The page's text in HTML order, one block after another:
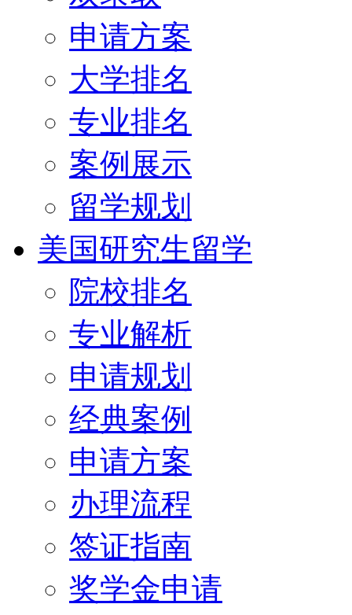
申请方案
大学排名
专业排名
案例展示
留学规划
美国研究生留学
院校排名
专业解析
申请规划
经典案例
申请方案
办理流程
签证指南
奖学金申请